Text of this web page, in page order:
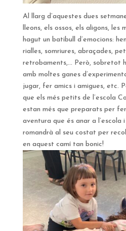
Al llarg d’aquestes dues
lleons, els ossos, els aligons, les
hagut un batibull d’emocions:
rialles, somriures, abraçades,
retrobaments,… Però, sobretot
amb moltes ganes
jugar, fer amics i amigues, etc.
que els més petits de l’escola
estan més que preparats per
aventura que és anar a l’escola
romandrà al seu costat per
en aquest camí tan bonic!